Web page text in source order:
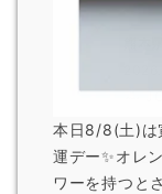
熊本
一部
本日8/8(土)は
運デー✨オレ
ワーを持つと